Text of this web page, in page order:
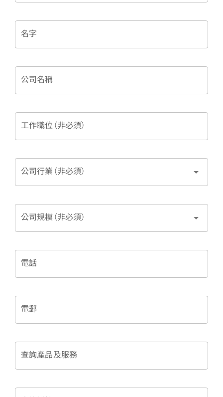
名字
公司名稱
工作職位 (非必須)
公司行業 (非必須) arrow_drop_down
公司規模 (非必須) arrow_drop_down
電話
電郵
查詢產品及服務